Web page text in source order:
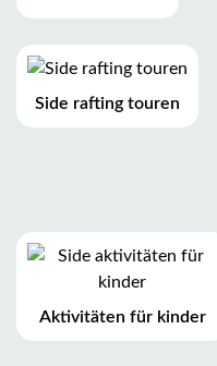
Side rafting touren
Aktivitäten für kinder